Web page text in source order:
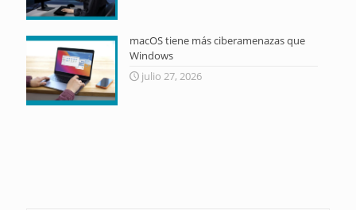
macOS tiene más ciberamenazas que
Windows
julio 27, 2026